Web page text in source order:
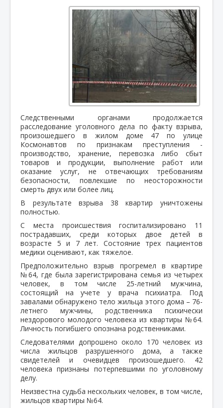
Следственными органами продолжается
расследование уголовного дела по факту взрыва,
произошедшего в жилом доме 47 по улице
Космонавтов по признакам преступления -
производство, хранение, перевозка либо сбыт
товаров и продукции, выполнение работ или
оказание услуг, не отвечающих требованиям
безопасности, повлекшие по неосторожности
смерть двух или более лиц.
В результате взрыва 38 квартир уничтожены
полностью.
С места происшествия госпитализировано 11
пострадавших, среди которых двое детей в
возрасте 5 и 7 лет. Состояние трех пациентов
медики оценивают, как тяжелое.
Предположительно взрыв прогремел в квартире
№64, где была зарегистрирована семья из четырех
человек, в том числе 25-летний мужчина,
состоящий на учете у врача психиатра. Под
завалами обнаружено тело жильца этого дома – 76-
летнего мужчины, родственника психически
нездорового молодого человека из квартиры №64.
Личность погибшего опознана родственниками.
Следователями допрошено около 170 человек из
числа жильцов разрушенного дома, а также
свидетелей и очевидцев произошедшего. 42
человека признаны потерпевшими по уголовному
делу.
Неизвестна судьба нескольких человек, в том числе,
жильцов квартиры №64.